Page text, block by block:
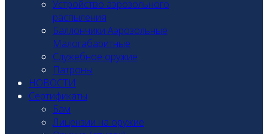
Устройство аэрозольного
распыления
Баллончики Аэрозольные
Малогабаритные
Служебное оружие
Патроны
НОВОСТИ
Сертификаты
Бам
Лицензии на оружие